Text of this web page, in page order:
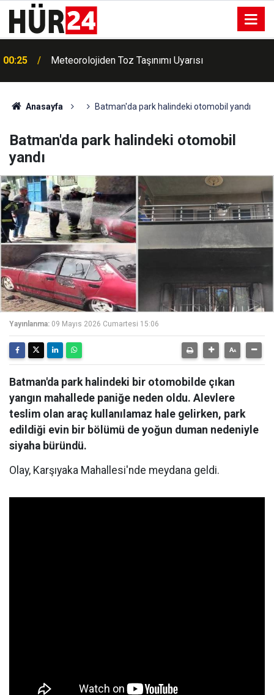
00:25 Meteorolojiden Toz Taşınımı Uyarısı
Anasayfa Batman'da park halindeki otomobil yandı
Batman'da park halindeki otomobil
yandı
Yayınlanma: 09 Mayıs 2026 Cumartesi 15:06
Batman'da park halindeki bir otomobilde çıkan
yangın mahallede paniğe neden oldu. Alevlere
teslim olan araç kullanılamaz hale gelirken, park
edildiği evin bir bölümü de yoğun duman nedeniyle
siyaha büründü.
Olay, Karşıyaka Mahallesi'nde meydana geldi.